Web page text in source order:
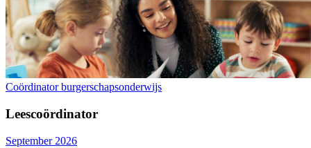
Coördinator burgerschapsonderwijs
Leescoördinator
September 2026